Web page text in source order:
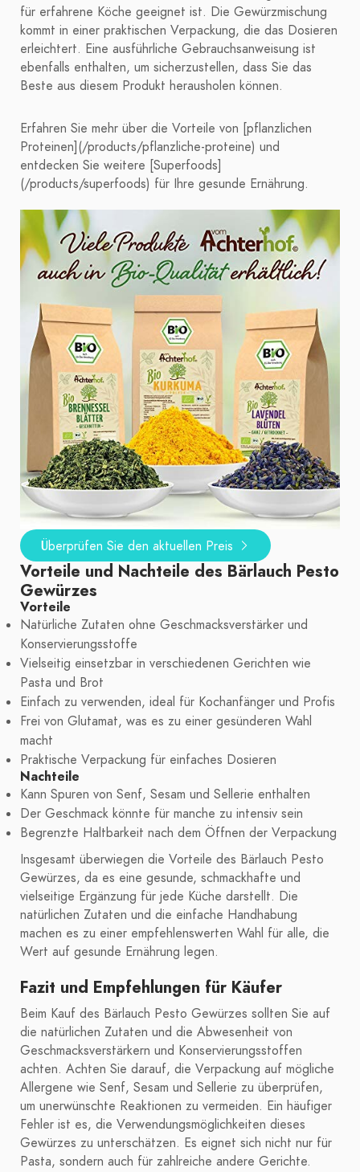
für erfahrene Köche geeignet ist. Die Gewürzmischung
kommt in einer praktischen Verpackung, die das Dosieren
erleichtert. Eine ausführliche Gebrauchsanweisung ist
ebenfalls enthalten, um sicherzustellen, dass Sie das
Beste aus diesem Produkt herausholen können.
Erfahren Sie mehr über die Vorteile von [pflanzlichen
Proteinen](/products/pflanzliche-proteine) und
entdecken Sie weitere [Superfoods]
(/products/superfoods) für Ihre gesunde Ernährung.
Überprüfen Sie den aktuellen Preis
Vorteile und Nachteile des Bärlauch Pesto
Gewürzes
Vorteile
Natürliche Zutaten ohne Geschmacksverstärker und
Konservierungsstoffe
Vielseitig einsetzbar in verschiedenen Gerichten wie
Pasta und Brot
Einfach zu verwenden, ideal für Kochanfänger und Profis
Frei von Glutamat, was es zu einer gesünderen Wahl
macht
Praktische Verpackung für einfaches Dosieren
Nachteile
Kann Spuren von Senf, Sesam und Sellerie enthalten
Der Geschmack könnte für manche zu intensiv sein
Begrenzte Haltbarkeit nach dem Öffnen der Verpackung
Insgesamt überwiegen die Vorteile des Bärlauch Pesto
Gewürzes, da es eine gesunde, schmackhafte und
vielseitige Ergänzung für jede Küche darstellt. Die
natürlichen Zutaten und die einfache Handhabung
machen es zu einer empfehlenswerten Wahl für alle, die
Wert auf gesunde Ernährung legen.
Fazit und Empfehlungen für Käufer
Beim Kauf des Bärlauch Pesto Gewürzes sollten Sie auf
die natürlichen Zutaten und die Abwesenheit von
Geschmacksverstärkern und Konservierungsstoffen
achten. Achten Sie darauf, die Verpackung auf mögliche
Allergene wie Senf, Sesam und Sellerie zu überprüfen,
um unerwünschte Reaktionen zu vermeiden. Ein häufiger
Fehler ist es, die Verwendungsmöglichkeiten dieses
Gewürzes zu unterschätzen. Es eignet sich nicht nur für
Pasta, sondern auch für zahlreiche andere Gerichte.